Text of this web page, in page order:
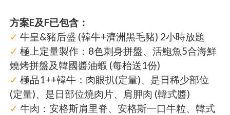
方案E及F已包含：
✓牛皇&豬后盛 (韓牛+濟洲黑毛豬) 2小時放題
✓ 極上定量製作：8色刺身拼盤、活鮑魚5合海鮮
燒烤拼盤及韓國醬油蝦 (每枱送1份)
✓ 極品1++韓牛：肉眼扒(定量)、是日稀少部位
(定量)、是日部位燒肉片、肩胛肉 (韓式醬)
✓ 牛肉：安格斯肩里脊、安格斯一口牛粒、韓式